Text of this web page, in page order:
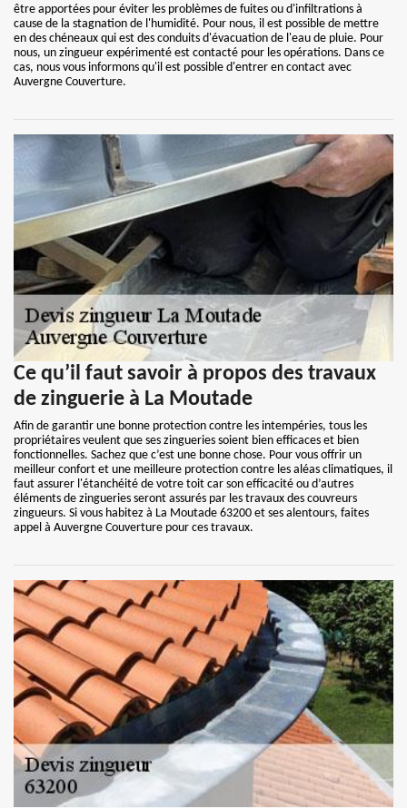
être apportées pour éviter les problèmes de fuites ou d'infiltrations à
cause de la stagnation de l'humidité. Pour nous, il est possible de mettre
en des chéneaux qui est des conduits d'évacuation de l'eau de pluie. Pour
nous, un zingueur expérimenté est contacté pour les opérations. Dans ce
cas, nous vous informons qu'il est possible d'entrer en contact avec
Auvergne Couverture.
Ce qu’il faut savoir à propos des travaux
de zinguerie à La Moutade
Afin de garantir une bonne protection contre les intempéries, tous les
propriétaires veulent que ses zingueries soient bien efficaces et bien
fonctionnelles. Sachez que c’est une bonne chose. Pour vous offrir un
meilleur confort et une meilleure protection contre les aléas climatiques, il
faut assurer l'étanchéité de votre toit car son efficacité ou d’autres
éléments de zingueries seront assurés par les travaux des couvreurs
zingueurs. Si vous habitez à La Moutade 63200 et ses alentours, faites
appel à Auvergne Couverture pour ces travaux.